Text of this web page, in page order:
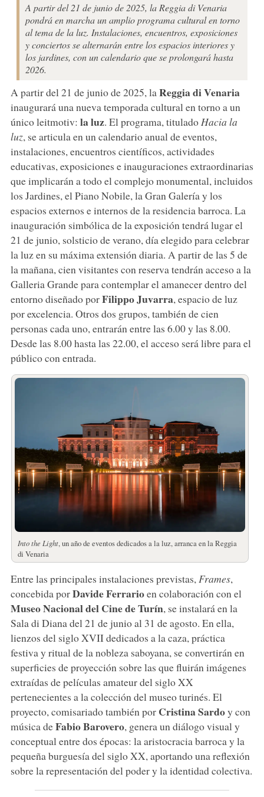
A partir del 21 de junio de 2025, la Reggia di Venaria
pondrá en marcha un amplio programa cultural en torno
al tema de la luz. Instalaciones, encuentros, exposiciones
y conciertos se alternarán entre los espacios interiores y
los jardines, con un calendario que se prolongará hasta
2026.
A partir del 21 de junio de 2025, la Reggia di Venaria
inaugurará una nueva temporada cultural en torno a un
único leitmotiv: la luz. El programa, titulado Hacia la
luz, se articula en un calendario anual de eventos,
instalaciones, encuentros científicos, actividades
educativas, exposiciones e inauguraciones extraordinarias
que implicarán a todo el complejo monumental, incluidos
los Jardines, el Piano Nobile, la Gran Galería y los
espacios externos e internos de la residencia barroca. La
inauguración simbólica de la exposición tendrá lugar el
21 de junio, solsticio de verano, día elegido para celebrar
la luz en su máxima extensión diaria. A partir de las 5 de
la mañana, cien visitantes con reserva tendrán acceso a la
Galleria Grande para contemplar el amanecer dentro del
entorno diseñado porFilippoJuvarra, espacio de luz
por excelencia. Otros dos grupos, también de cien
personas cada uno, entrarán entre las 6.00 y las 8.00.
Desde las 8.00 hasta las 22.00, el acceso será libre para el
público con entrada.
Into the Light, un año de eventos dedicados a la luz, arranca en la Reggia
di Venaria
Entre las principales instalaciones previstas,Frames,
concebida porDavide Ferrarioen colaboración con el
Museo Nacional del Cine de Turín, se instalará en la
Sala di Diana del 21 de junio al 31 de agosto. En ella,
lienzos del siglo XVII dedicados a la caza, práctica
festiva y ritual de la nobleza saboyana, se convertirán en
superficies de proyección sobre las que fluirán imágenes
extraídas de películas amateur del siglo XX
pertenecientes a la colección del museo turinés. El
proyecto, comisariado también por Cristina Sardoy con
música deFabioBarovero, genera un diálogo visual y
conceptual entre dos épocas: la aristocracia barroca y la
pequeña burguesía del siglo XX, aportando una reflexión
sobre la representación del poder y la identidad colectiva.